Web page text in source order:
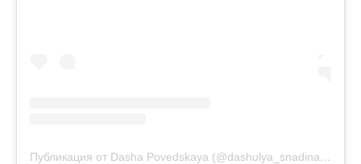
Публикация от Dasha Povedskaya (@dashulya_snadina)